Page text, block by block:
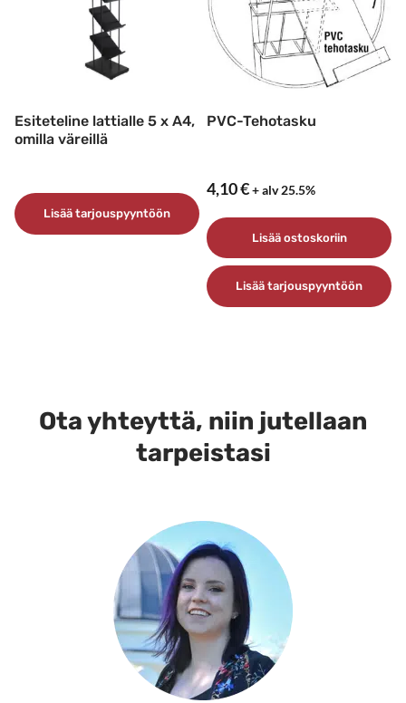
Esiteteline lattialle 5 x A4,
omilla väreillä
Lisää tarjouspyyntöön
PVC-Tehotasku
4,10€+ alv 25.5%
Lisää ostoskoriin
Lisää tarjouspyyntöön
Ota yhteyttä, niin jutellaan
tarpeistasi